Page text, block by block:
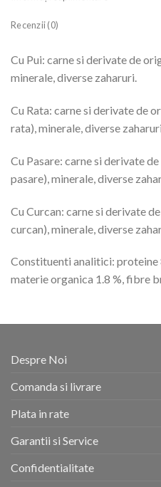
Recenzii (0)
Cu Pui: carne si derivate de
minerale, diverse zaharuri.
Cu Rata: carne si derivate de
rata), minerale, diverse
Cu Pasare: carne si derivate
pasare), minerale, diverse
Cu Curcan: carne si derivate
curcan), minerale, diverse
Constituenti analitici: proteine
materie organica 1.8 %, fibre
Despre Noi
Comanda si livrare
Plata in rate
Garantii si Service
Confidentialitate